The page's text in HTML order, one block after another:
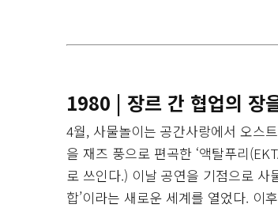
1980 | 장르 간 협업의 장
4월, 사물놀이는 공간사랑에서 오스
을 재즈 풍으로 편곡한 ‘액탈푸리
로 쓰인다.) 이날 공연을 기점으로 사
합’이라는 새로운 세계를 열었다. 이